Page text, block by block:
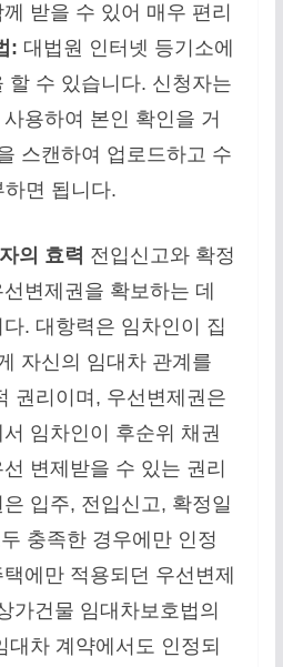
받을 수 있어 매우 편리
: 대법원 인터넷 등기소에
할 수 있습니다. 신청자는
용하여 본인 확인을 거
스캔하여 업로드하고 수
면 됩니다.
의 효력 전입신고와 확정
변제권을 확보하는 데
. 대항력은 임차인이 집
자신의 임대차 관계를
권리이며, 우선변제권은
임차인이 후순위 채권
변제받을 수 있는 권리
입주, 전입신고, 확정일
충족한 경우에만 인정
에만 적용되던 우선변제
가건물 임대차보호법의
대차 계약에서도 인정되